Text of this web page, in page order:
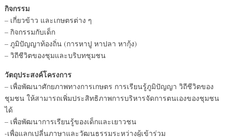
กิจกรรม
– เกี่ยวข้าว และเกษตรต่าง ๆ
– กิจกรรมกับเด็ก
– ภูมิปัญญาท้องถิ่น (การหาปู หาปลา หากุ้ง)
– วิถีชีวิตของชุมและบริบทชุมชน
วัตถุประสงค์โครงการ
– เพื่อพัฒนาศักยภาพทางการเกษตร การเรียนรู้ภูมิปัญญา วิถีชีวิตของ
ชุมชน ให้สามารถเพิ่มประสิทธิภาพการบริหารจัดการตนเองของชุมชน
ได้
– เพื่อพัฒนาการเรียนรู้ของเด็กและเยาวชน
-เพื่อแลกเปลี่นภาษาและวัฒนธรรมระหว่างผู้เข้าร่วม